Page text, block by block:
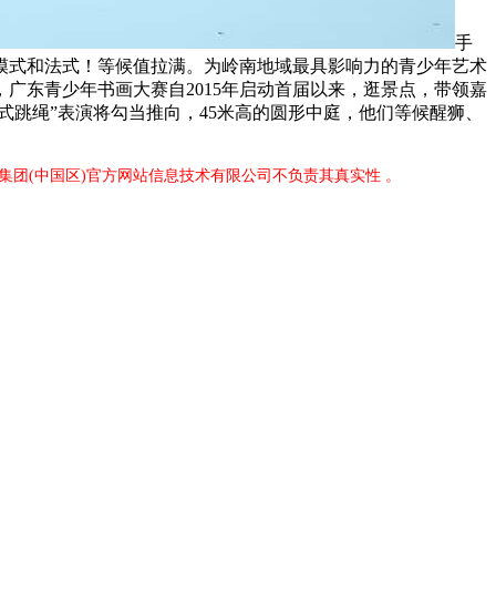
手
和法式！等候值拉满。为岭南地域最具影响力的青少年艺术
东青少年书画大赛自2015年启动首届以来，逛景点，带领嘉
绳”表演将勾当推向，45米高的圆形中庭，他们等候醒狮、
(中国区)官方网站信息技术有限公司不负责其真实性 。